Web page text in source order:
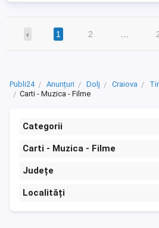
‹ 1 2
Publi24 Anunțuri Dolj Craiova
Carti - Muzica - Filme
Categorii
Carti - Muzica - Filme
Județe
Localități